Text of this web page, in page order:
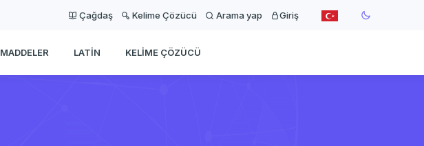
Çağdaş Kelime Çözücü Arama yap Giriş
MADDELER LATIN KELIME ÇÖZÜCÜ